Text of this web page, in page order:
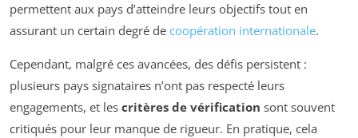
permettent aux pays d’atteindre leurs objectifs tout en
assurant un certain degré de coopération internationale.
Cependant, malgré ces avancées, des défis persistent :
plusieurs pays signataires n’ont pas respecté leurs
engagements, et les critères de vérification sont souvent
critiqués pour leur manque de rigueur. En pratique, cela